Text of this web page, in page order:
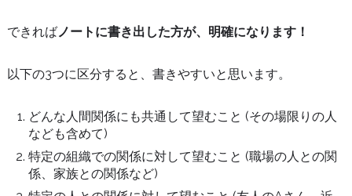
できればノートに書き出した方が、明確になります！
以下の3つに区分すると、書きやすいと思います。
どんな人間関係にも共通して望むこと (その場限りの人
なども含めて)
特定の組織での関係に対して望むこと (職場の人との関
係、家族との関係など)